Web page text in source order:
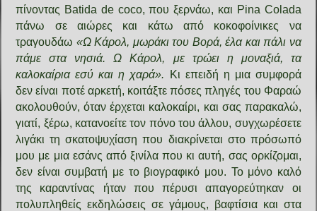
πίνοντας Batida de coco, που ξερνάω, και Pina Colada
πάνω σε αιώρες και κάτω από κοκοφοίνικες να
τραγουδάω «Ω Κάρολ, μωράκι του Βορά, έλα και πάλι να
πάμε στα νησιά. Ω Κάρολ, με τρώει η μοναξιά, τα
καλοκαίρια εσύ και η χαρά». Κι επειδή η μια συμφορά
δεν είναι ποτέ αρκετή, κοιτάξτε πόσες πληγές του Φαραώ
ακολουθούν, όταν έρχεται καλοκαίρι, και σας παρακαλώ,
γιατί, ξέρω, κατανοείτε τον πόνο του άλλου, συγχωρέσετε
λιγάκι τη σκατοψυχίαση που διακρίνεται στο πρόσωπό
μου με μια εσάνς από ξινίλα που κι αυτή, σας ορκίζομαι,
δεν είναι συμβατή με το βιογραφικό μου. Το μόνο καλό
της καραντίνας ήταν που πέρυσι απαγορεύτηκαν οι
πολυπληθείς εκδηλώσεις σε γάμους, βαφτίσια και στα